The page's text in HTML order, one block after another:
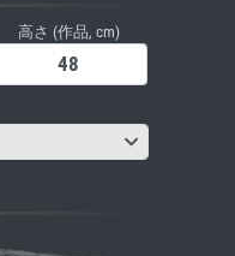
高さ (作品, cm)